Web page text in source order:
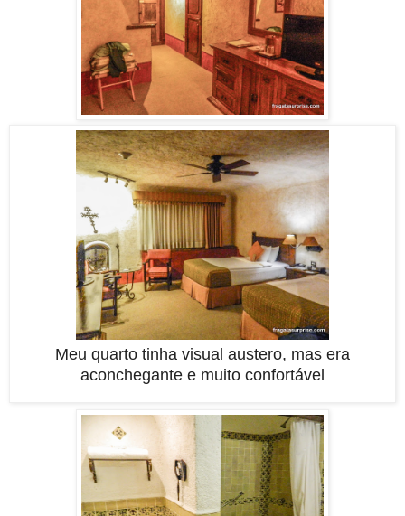
Meu quarto tinha visual austero, mas era
aconchegante e muito confortável